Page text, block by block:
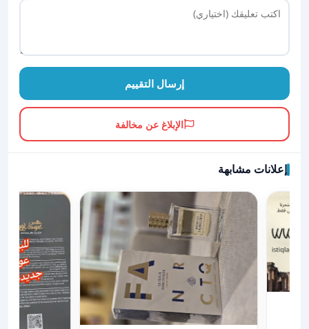
إرسال التقييم
الإبلاغ عن مخالفة
إعلانات مشابهة